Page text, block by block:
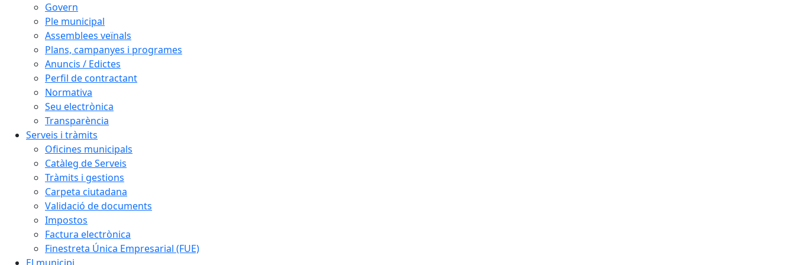
Govern
Ple municipal
Assemblees veïnals
Plans, campanyes i programes
Anuncis / Edictes
Perfil de contractant
Normativa
Seu electrònica
Transparència
Serveis i tràmits
Oficines municipals
Catàleg de Serveis
Tràmits i gestions
Carpeta ciutadana
Validació de documents
Impostos
Factura electrònica
Finestreta Única Empresarial (FUE)